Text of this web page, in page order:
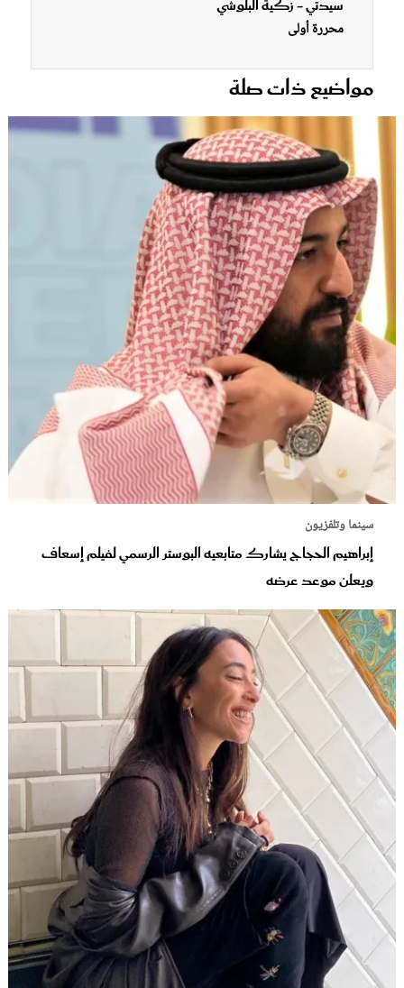
سيدتي - زكية البلوشي
محررة أولى
مواضيع ذات صلة
سينما وتلفزيون
إبراهيم الحجاج يشارك متابعيه البوستر الرسمي لفيلم إسعاف
ويعلن موعد عرضه